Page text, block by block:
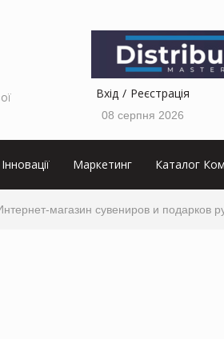
Вхід Реєстрація
08 серпня 2026
Інновації Маркетинг Каталог
магазин сувениров и подарков